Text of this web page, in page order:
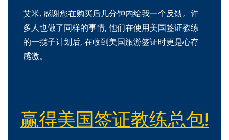
艾米, 感谢您在购买后几分钟内给我一个反馈。许
多人也做了同样的事情, 他们在使用美国签证教练
的一揽子计划后, 在收到美国旅游签证时更是心存
感激。
赢得美国签证教练总包!